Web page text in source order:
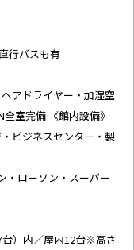
行バスも有
アドライヤー・加湿空
室完備 《館内設備》
ビジネスセンター・製
・ローソン・スーパー
）内／屋内12台※高さ